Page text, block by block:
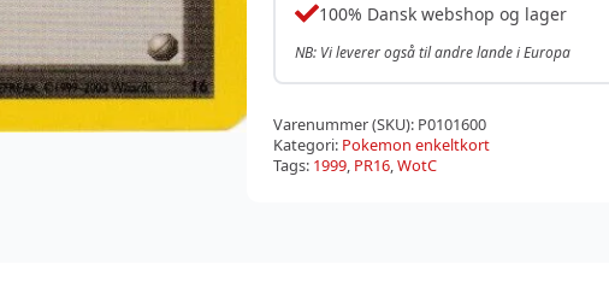
100% Dansk webshop og lager
NB: Vi leverer også til andre lande i Europa
Varenummer (SKU): P0101600
Kategori: Pokemon enkeltkort
Tags: 1999, PR16,WotC